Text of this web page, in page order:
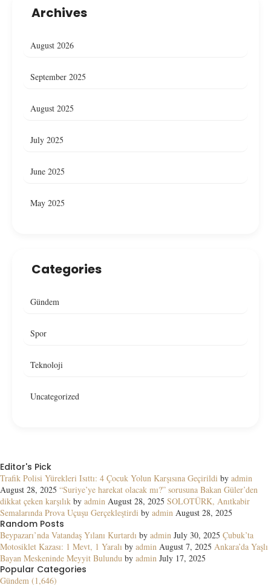
Archives
August 2026
September 2025
August 2025
July 2025
June 2025
May 2025
Categories
Gündem
Spor
Teknoloji
Uncategorized
Editor's Pick
Trafik Polisi Yürekleri Isıttı: 4 Çocuk Yolun Karşısına Geçirildi by admin
August 28, 2025 “Suriye’ye harekat olacak mı?” sorusuna Bakan Güler’den
dikkat çeken karşılık by admin August 28, 2025 SOLOTÜRK, Anıtkabir
Semalarında Prova Uçuşu Gerçekleştirdi by admin August 28, 2025
Random Posts
Beypazarı’nda Vatandaş Yılanı Kurtardı by admin July 30, 2025 Çubuk’ta
Motosiklet Kazası: 1 Mevt, 1 Yaralı by admin August 7, 2025 Ankara’da Yaşlı
Bayan Meskeninde Meyyit Bulundu by admin July 17, 2025
Popular Categories
Gündem (1,646)